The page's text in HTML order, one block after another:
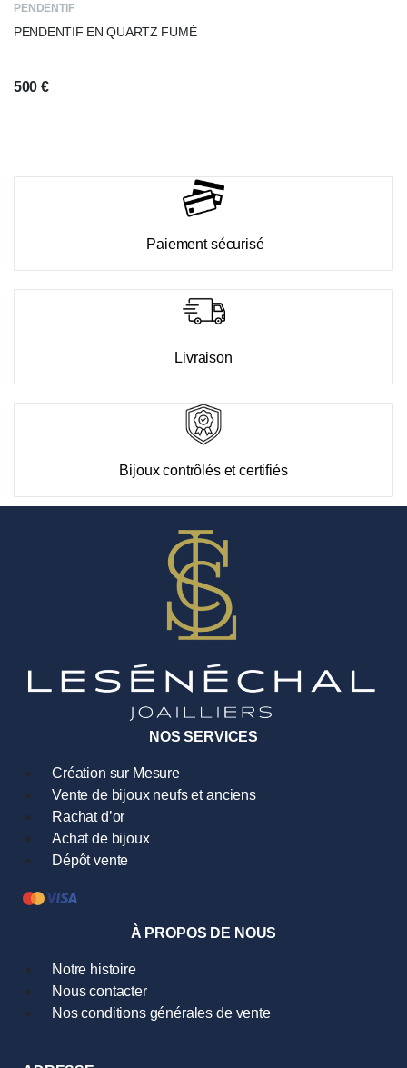
PENDENTIF
PENDENTIF EN QUARTZ FUMÉ
500 €
Paiement sécurisé
Livraison
Bijoux contrôlés et certifiés
NOS SERVICES
Création sur Mesure
Vente de bijoux neufs et anciens
Rachat d’or
Achat de bijoux
Dépôt vente
À PROPOS DE NOUS
Notre histoire
Nous contacter
Nos conditions générales de vente